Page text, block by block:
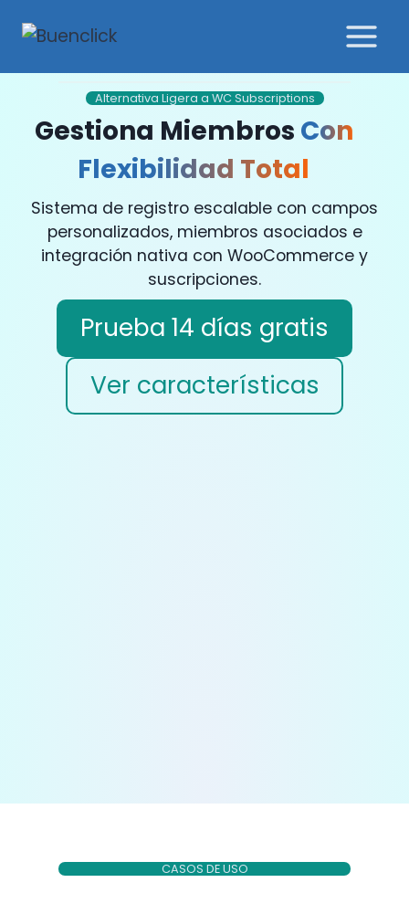
contenido
Alternativa Ligera a WC Subscriptions
Gestiona Miembros Con
Flexibilidad Total
Sistema de registro escalable con campos
personalizados, miembros asociados e
integración nativa con WooCommerce y
suscripciones.
Prueba 14 días gratis
Ver características
CASOS DE USO